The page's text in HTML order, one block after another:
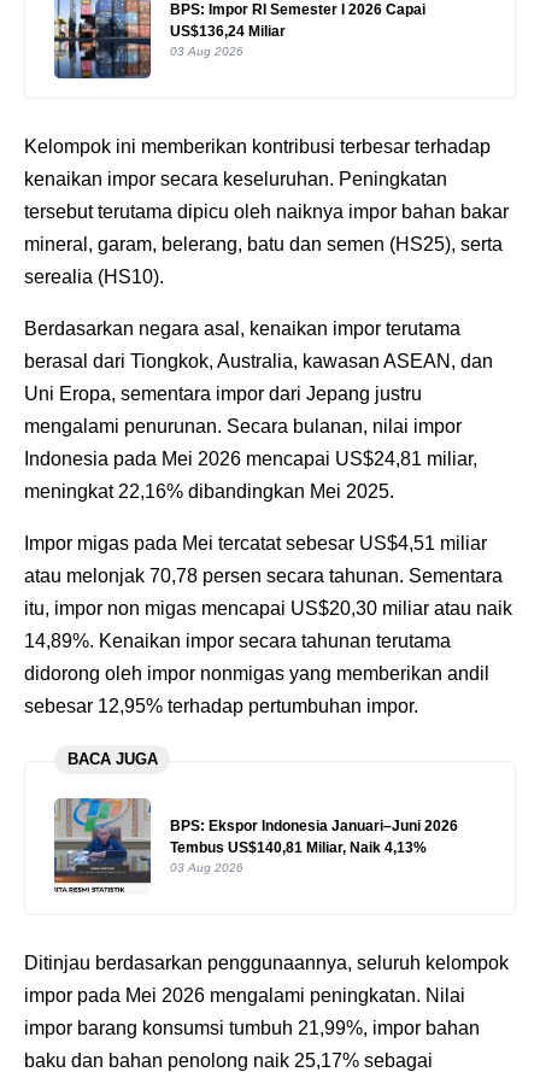
BPS: Impor RI Semester I 2026 Capai
US$136,24 Miliar
03 Aug 2026
Kelompok ini memberikan kontribusi terbesar terhadap
kenaikan impor secara keseluruhan. Peningkatan
tersebut terutama dipicu oleh naiknya impor bahan bakar
mineral, garam, belerang, batu dan semen (HS25), serta
serealia (HS10).
Berdasarkan negara asal, kenaikan impor terutama
berasal dari Tiongkok, Australia, kawasan ASEAN, dan
Uni Eropa, sementara impor dari Jepang justru
mengalami penurunan. Secara bulanan, nilai impor
Indonesia pada Mei 2026 mencapai US$24,81 miliar,
meningkat 22,16% dibandingkan Mei 2025.
Impor migas pada Mei tercatat sebesar US$4,51 miliar
atau melonjak 70,78 persen secara tahunan. Sementara
itu, impor non migas mencapai US$20,30 miliar atau naik
14,89%. Kenaikan impor secara tahunan terutama
didorong oleh impor nonmigas yang memberikan andil
sebesar 12,95% terhadap pertumbuhan impor.
BACA JUGA
BPS: Ekspor Indonesia Januari–Juni 2026
Tembus US$140,81 Miliar, Naik 4,13%
03 Aug 2026
Ditinjau berdasarkan penggunaannya, seluruh kelompok
impor pada Mei 2026 mengalami peningkatan. Nilai
impor barang konsumsi tumbuh 21,99%, impor bahan
baku dan bahan penolong naik 25,17% sebagai